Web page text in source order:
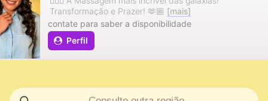
Transformação e Prazer! 🫶🏼 [mais]
Perfil
contate para saber a disponibilidade